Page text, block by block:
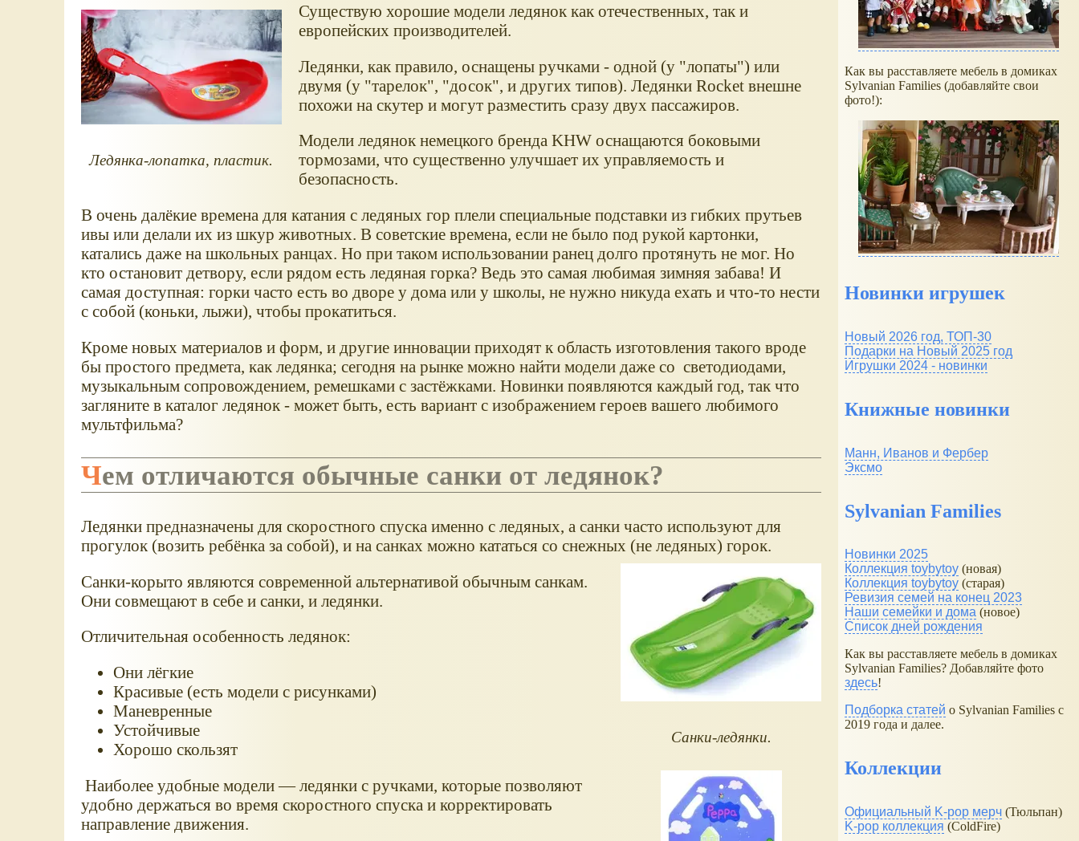
Ледянка-лопатка, пластик.
Существую хорошие модели ледянок как отечественных, так и
европейских производителей.
Ледянки, как правило, оснащены ручками - одной (у "лопаты") или
двумя (у "тарелок", "досок", и других типов). Ледянки Rocket внешне
похожи на скутер и могут разместить сразу двух пассажиров.
Модели ледянок немецкого бренда KHW оснащаются боковыми
тормозами, что существенно улучшает их управляемость и
безопасность.
В очень далёкие времена для катания с ледяных гор плели специальные подставки из гибких прутьев
ивы или делали их из шкур животных. В советские времена, если не было под рукой картонки,
катались даже на школьных ранцах. Но при таком использовании ранец долго протянуть не мог. Но
кто остановит детвору, если рядом есть ледяная горка? Ведь это самая любимая зимняя забава! И
самая доступная: горки часто есть во дворе у дома или у школы, не нужно никуда ехать и что-то нести
с собой (коньки, лыжи), чтобы прокатиться.
Кроме новых материалов и форм, и другие инновации приходят к область изготовления такого вроде
бы простого предмета, как ледянка; сегодня на рынке можно найти модели даже со светодиодами,
музыкальным сопровождением, ремешками с застёжками. Новинки появляются каждый год, так что
загляните в каталог ледянок - может быть, есть вариант с изображением героев вашего любимого
мультфильма?
Чем отличаются обычные санки от ледянок?
Ледянки предназначены для скоростного спуска именно с ледяных, а санки часто используют для
прогулок (возить ребёнка за собой), и на санках можно кататься со снежных (не ледяных) горок.
Санки-ледянки.
Санки-корыто являются современной альтернативой обычным санкам.
Они совмещают в себе и санки, и ледянки.
Отличительная особенность ледянок:
Они лёгкие
Красивые (есть модели с рисунками)
Маневренные
Устойчивые
Хорошо скользят
Наиболее удобные модели — ледянки с ручками, которые позволяют
удобно держаться во время скоростного спуска и корректировать
направление движения.
Как вы расставляете мебель в домиках
Sylvanian Families (добавляйте свои
фото!):
Новинки игрушек
Новый 2026 год, ТОП-30
Подарки на Новый 2025 год
Игрушки 2024 - новинки
Книжные новинки
Манн, Иванов и Фербер
Эксмо
Sylvanian Families
Новинки 2025
Коллекция toybytoy (новая)
Коллекция toybytoy (старая)
Ревизия семей на конец 2023
Наши семейки и дома (новое)
Список дней рождения
Как вы расставляете мебель в домиках
Sylvanian Families? Добавляйте фото
здесь!
Подборка статей о Sylvanian Families с
2019 года и далее.
Коллекции
Официальный K-pop мерч (Тюльпан)
K-pop коллекция (ColdFire)